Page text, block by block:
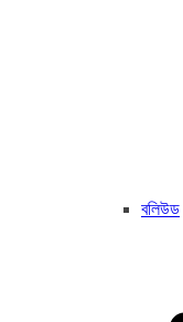
বলিউড